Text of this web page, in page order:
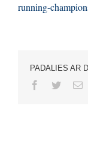
running-
PADALIES AR
Facebook
Twitter